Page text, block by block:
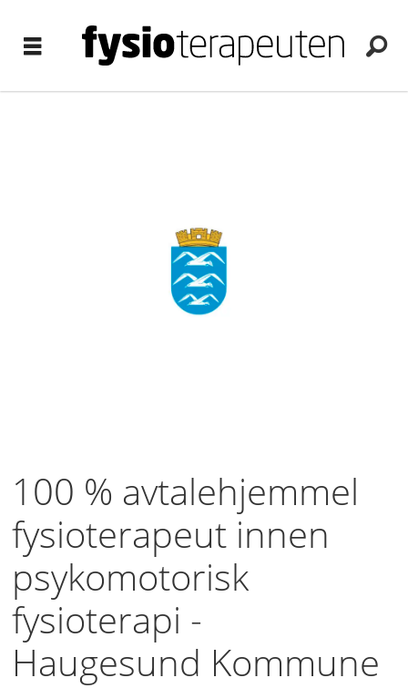
100 % avtalehjemmel
fysioterapeut innen
psykomotorisk
fysioterapi -
Haugesund Kommune